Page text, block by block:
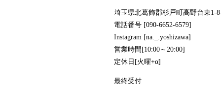
埼玉県北葛飾郡杉戸町高野台東1-
電話番号 [090-6652-6579]
Instagram [na._.yoshizawa]
営業時間[10:00～20:00]
定休日[火曜+α]
最終受付